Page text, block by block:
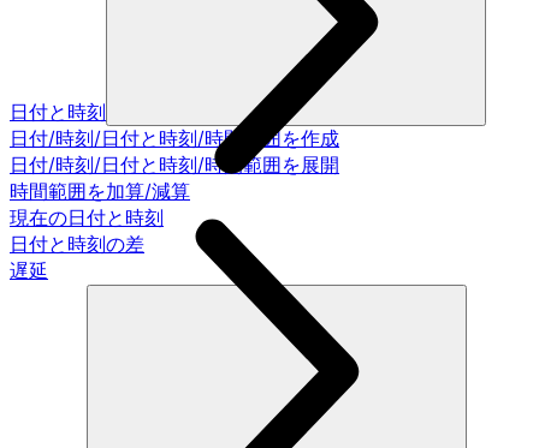
日付と時刻
日付/時刻/日付と時刻/時間範囲を作成
日付/時刻/日付と時刻/時間範囲を展開
時間範囲を加算/減算
現在の日付と時刻
日付と時刻の差
遅延